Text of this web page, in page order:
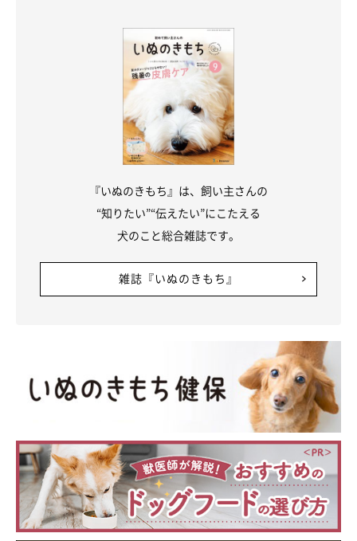
『いぬのきもち』は、飼い主さんの
“知りたい”“伝えたい”にこたえる
犬のこと総合雑誌です。
雑誌『いぬのきもち』